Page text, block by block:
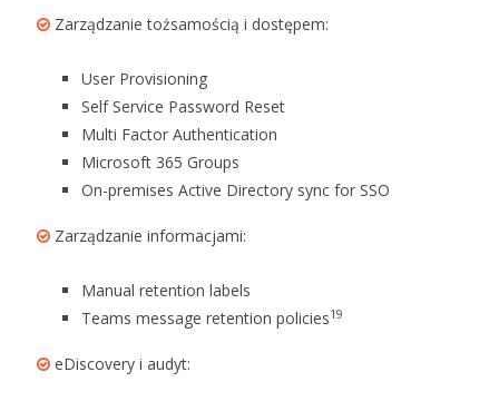
Zarządzanie tożsamością i dostępem:
User Provisioning
Self Service Password Reset
Multi Factor Authentication
Microsoft 365 Groups
On-premises Active Directory sync for SSO
Zarządzanie informacjami:
Manual retention labels
Teams message retention policies19
eDiscovery i audyt: